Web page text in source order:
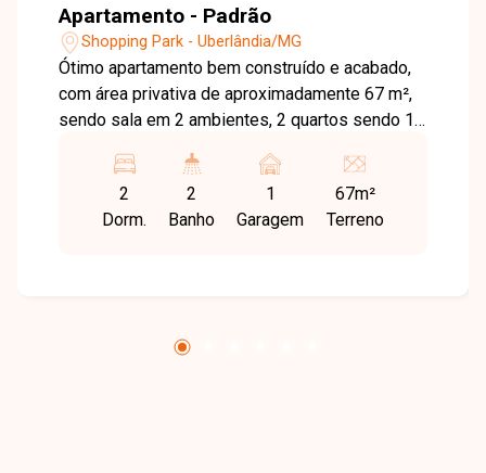
Apartamento - Padrão
Shopping Park - Uberlândia/MG
Ótimo apartamento bem construído e acabado,
com área privativa de aproximadamente 67 m²,
sendo sala em 2 ambientes, 2 quartos sendo 1
1 vaga. Previsão de entrega para início de
novembro 2023. Agende agora mesmo uma
visita e venha conhecer pessoalmente todos os
32309900 ou venha conhecer nosso espaço e
2
Dorm.
2
Banho
1
Garagem
67m²
Terreno